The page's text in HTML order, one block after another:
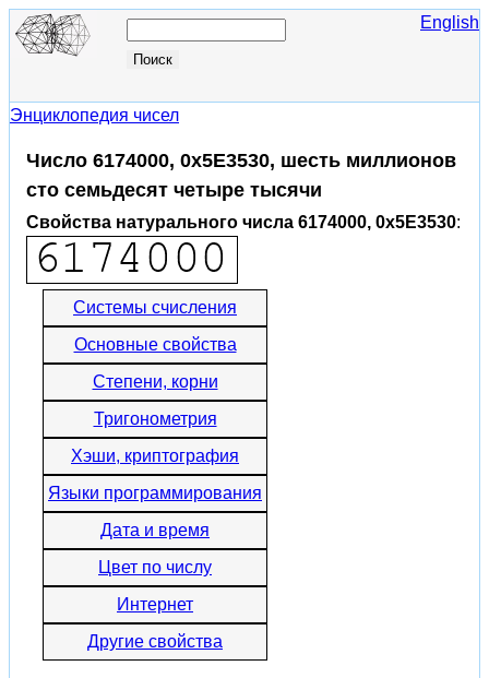
English
Энциклопедия чисел
Число 6174000, 0x5E3530, шесть миллионов
сто семьдесят четыре тысячи
Свойства натурального числа 6174000, 0x5E3530:
Системы счисления
Основные свойства
Степени, корни
Тригонометрия
Хэши, криптография
Языки программирования
Дата и время
Цвет по числу
Интернет
Другие свойства